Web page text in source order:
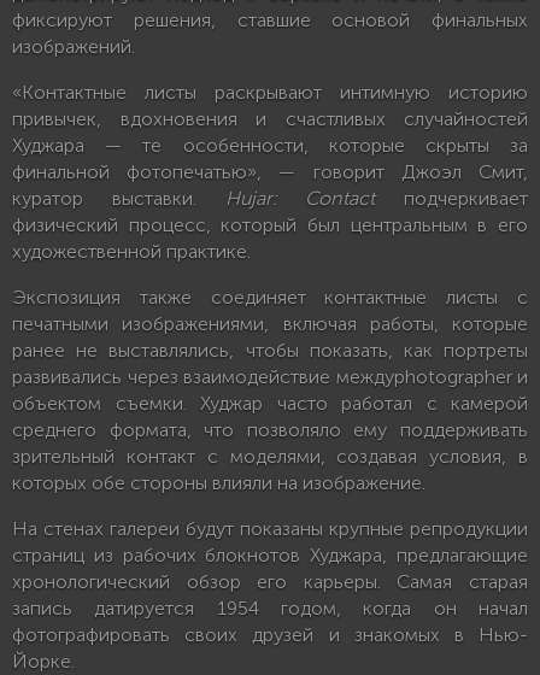
фиксируют решения, ставшие основой финальных
изображений.
«Контактные листы раскрывают интимную историю
привычек, вдохновения и счастливых случайностей
Худжара — те особенности, которые скрыты за
финальной фотопечатью», — говорит Джоэл Смит,
куратор выставки. Hujar: Contactподчеркивает
физический процесс, который был центральным в его
художественной практике.
Экспозиция также соединяет контактные листы с
печатными изображениями, включая работы, которые
ранее не выставлялись, чтобы показать, как портреты
развивались через взаимодействие междуphotographer и
объектом съемки. Худжар часто работал с камерой
среднего формата, что позволяло ему поддерживать
зрительный контакт с моделями, создавая условия, в
которых обе стороны влияли на изображение.
На стенах галереи будут показаны крупные репродукции
страниц из рабочих блокнотов Худжара, предлагающие
хронологический обзор его карьеры. Самая старая
запись датируется 1954 годом, когда он начал
фотографировать своих друзей и знакомых в Нью-
Йорке.